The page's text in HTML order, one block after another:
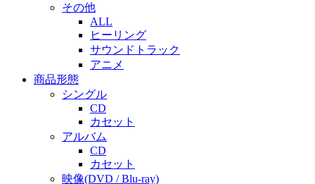
その他
ALL
ヒーリング
サウンドトラック
アニメ
商品形態
シングル
CD
カセット
アルバム
CD
カセット
映像(DVD / Blu-ray)